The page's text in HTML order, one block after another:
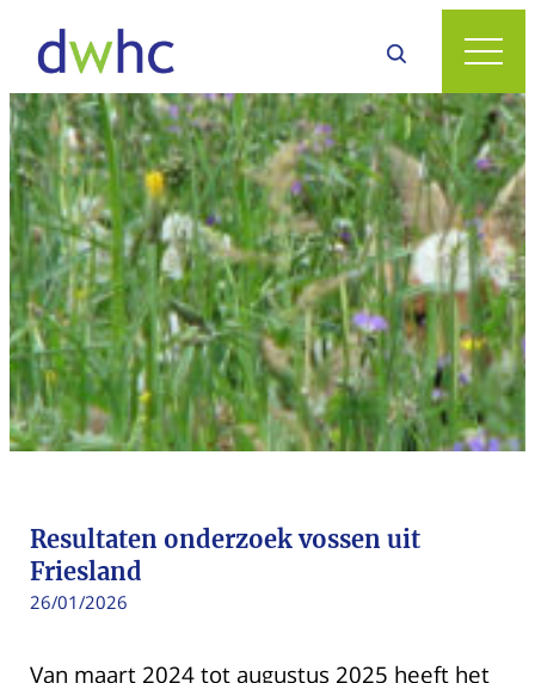
Resultaten onderzoek vossen uit
Friesland
26/01/2026
Van maart 2024 tot augustus 2025 heeft het